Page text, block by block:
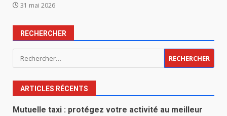
31 mai 2026
RECHERCHER
Rechercher :
ARTICLES RÉCENTS
Mutuelle taxi : protégez votre activité au meilleur